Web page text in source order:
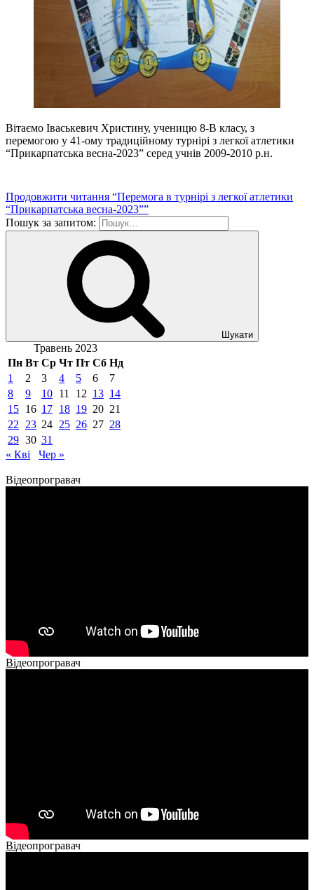
Вітаємо Іваськевич Христину, ученицю 8-В класу, з
перемогою у 41-ому традиційному турнірі з легкої атлетики
“Прикарпатська весна-2023” серед учнів 2009-2010 р.н.
Продовжити читання “Перемога в турнірі з легкої атлетики
“Прикарпатська весна-2023””
Пошук за запитом:
Шукати
Травень 2023
Пн Вт Ср Чт Пт Сб Нд
1
2 3 4 5 6
7
8
9 10 11 12 13 14
15 16 17 18 19 20 21
22
23 24 25 26 27 28
29 30 31
« Кві
Чер »
Відеопрогравач
Відеопрогравач
Відеопрогравач